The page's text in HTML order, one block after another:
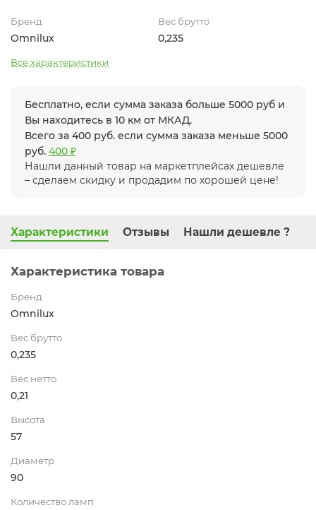
Бренд
Omnilux
Вес брутто
0,235
Все характеристики
Бесплатно, если сумма заказа больше 5000 руб и
Вы находитесь в 10 км от МКАД.
Всего за 400 руб. если сумма заказа меньше 5000
руб. 400 ₽
Нашли данный товар на маркетплейсах дешевле
– сделаем скидку и продадим по хорошей цене!
Характеристики Отзывы Нашли дешевле ?
Характеристика товара
Бренд
Omnilux
Вес брутто
0,235
Вес нетто
0,21
Высота
57
Диаметр
90
Количество ламп